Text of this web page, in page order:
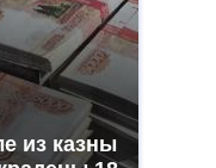
из казны